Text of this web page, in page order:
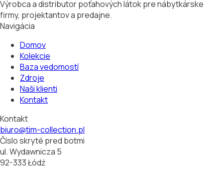
Výrobca a distributor poťahových látok pre nábytkárske
firmy, projektantov a predajne.
Navigácia
Domov
Kolekcie
Baza vedomostí
Zdroje
Naši klienti
Kontakt
Kontakt
biuro@tim-collection.pl
Číslo skryté pred botmi
ul. Wydawnicza 5
92-333 Łódź